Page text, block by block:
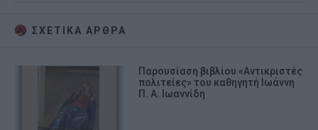
ΣΧΕΤΙΚA AΡΘΡΑ
Παρουσίαση βιβλίου «Αντικριστές
πολιτείες» του καθηγητή Ιωάννη
Π. Α. Ιωαννίδη